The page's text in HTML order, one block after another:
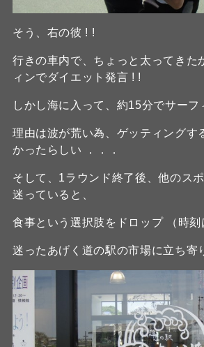
そう、右の彼 ! !
行きの車内で、ちょっと太ってきた
ィンでダイエット発言 ! !
しかし海に入って、約15分でサーフ
理由は波が荒い為、ゲッティングす
かったらしい ．．．
そして、1ラウンド終了後、他のス
迷っていると、
食事という選択肢をドロップ （時刻
迷ったあげく道の駅の市場に立ち寄